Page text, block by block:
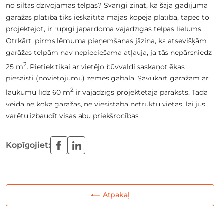
no siltas dzīvojamās telpas? Svarīgi zināt, ka šajā gadījumā
garāžas platība tiks ieskaitīta mājas kopējā platībā, tāpēc to
projektējot, ir rūpīgi jāpārdomā vajadzīgās telpas lielums.
Otrkārt, pirms lēmuma pieņemšanas jāzina, ka atsevišķām
garāžas telpām nav nepieciešama atļauja, ja tās nepārsniedz
25 m2. Pietiek tikai ar vietējo būvvaldi saskaņot ēkas
piesaisti (novietojumu) zemes gabalā. Savukārt garāžām ar
laukumu līdz 60 m2 ir vajadzīgs projektētāja paraksts. Tādā
veidā ne koka garāžās, ne viesistabā netrūktu vietas, lai jūs
varētu izbaudīt visas abu priekšrocības.
Kopīgojiet:
Atpakaļ